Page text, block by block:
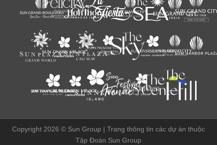
Copyright 2026 © Sun Group | Trang thông tin các dự án thuộc
Tập Đoàn Sun Group